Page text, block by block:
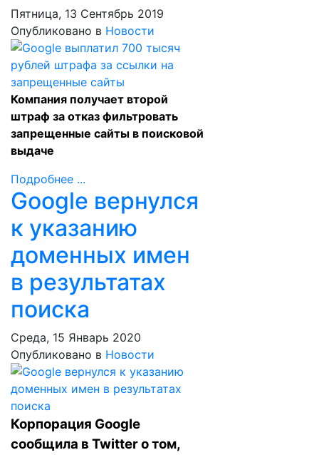
Пятница, 13 Сентябрь 2019
Опубликовано в Новости
Компания получает второй
штраф за отказ фильтровать
запрещенные сайты в поисковой
выдаче
Подробнее ...
Google вернулся
к указанию
доменных имен
в результатах
поиска
Среда, 15 Январь 2020
Опубликовано в Новости
Корпорация Google
сообщила в Twitter о том,